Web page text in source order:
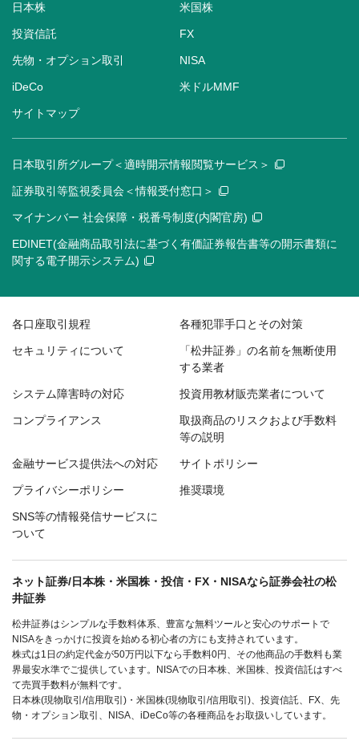
日本株 米国株
投資信託 FX
先物・オプション取引 NISA
iDeCo 米ドルMMF
サイトマップ
日本取引所グループ＜適時開示情報閲覧サービス＞
証券取引等監視委員会＜情報受付窓口＞
マイナンバー 社会保障・税番号制度(内閣官房)
EDINET(金融商品取引法に基づく有価証券報告書等の開示書類に
関する電子開示システム)
各口座取引規程 各種犯罪手口とその対策
セキュリティについて
「松井証券」の名前を無断使用
する業者
システム障害時の対応 投資用教材販売業者について
コンプライアンス
取扱商品のリスクおよび手数料
等の説明
金融サービス提供法への対応 サイトポリシー
プライバシーポリシー 推奨環境
SNS等の情報発信サービスに
ついて
ネット証券/日本株・米国株・投信・FX・NISAなら証券会社の松
井証券
松井証券はシンプルな手数料体系、豊富な無料ツールと安心のサポートで
NISAをきっかけに投資を始める初心者の方にも支持されています。
株式は1日の約定代金が50万円以下なら手数料0円、その他商品の手数料も業
界最安水準でご提供しています。NISAでの日本株、米国株、投資信託はすべ
て売買手数料が無料です。
日本株(現物取引/信用取引)・米国株(現物取引/信用取引)、投資信託、FX、先
物・オプション取引、NISA、iDeCo等の各種商品をお取扱いしています。